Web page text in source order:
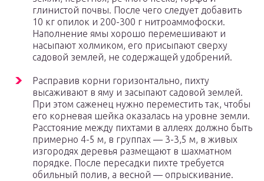
глинистой почвы. После чего следует добавить
10 кг опилок и 200-300 г нитроаммофоски.
Наполнение ямы хорошо перемешивают и
насыпают холмиком, его присыпают сверху
садовой землей, не содержащей удобрений.
Расправив корни горизонтально, пихту
высаживают в яму и засыпают садовой землей.
При этом саженец нужно переместить так, чтобы
его корневая шейка оказалась на уровне земли.
Расстояние между пихтами в аллеях должно быть
примерно 4-5 м, в группах — 3-3,5 м, в живых
изгородях деревья размещают в шахматном
порядке. После пересадки пихте требуется
обильный полив, а весной — опрыскивание.